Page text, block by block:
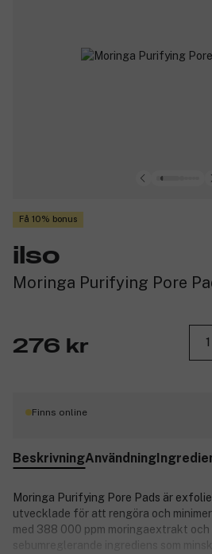
Få 10% bonus
ilso
Moringa Purifying Pore
276 kr
Finns online
BeskrivningAnvändning
Moringa Purifying Pore Pads är
utvecklade för att rengöra och
med 388 000 ppm moringaextrakt och
sebumreglerande ingrediens som